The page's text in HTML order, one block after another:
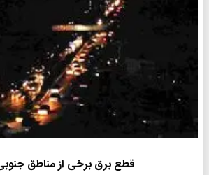
قطع برق برخی از مناطق